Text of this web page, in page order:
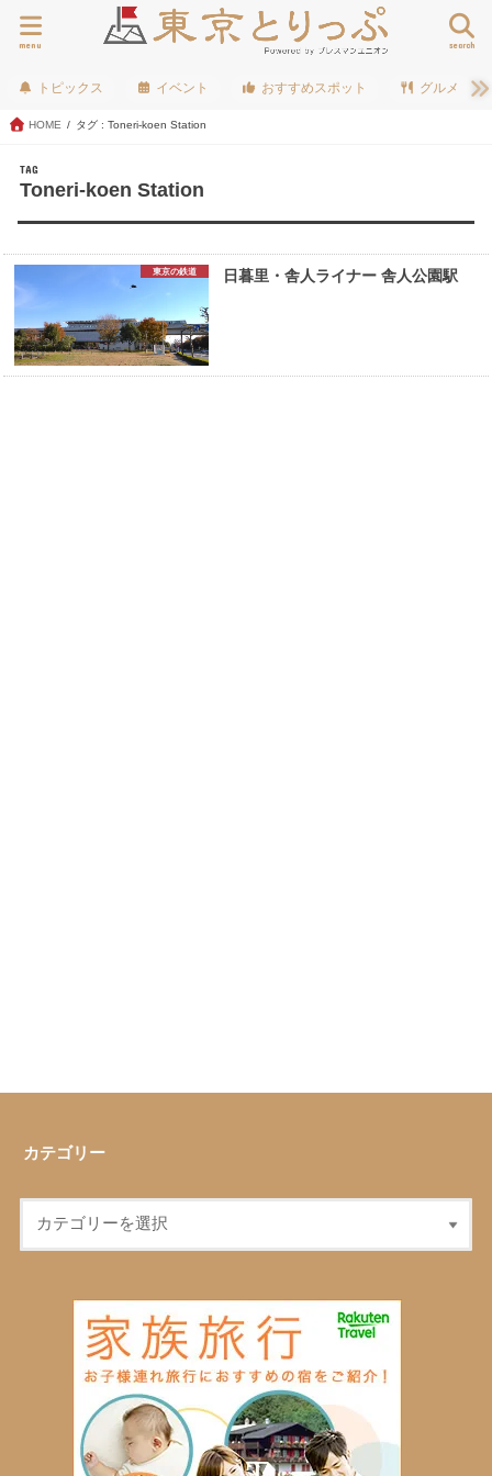
search
menu
トピックス イベント おすすめスポット グルメ
HOME タグ : Toneri-koen Station
TAG
Toneri-koen Station
東京の鉄道 日暮里・舎人ライナー 舎人公園駅
カテゴリー